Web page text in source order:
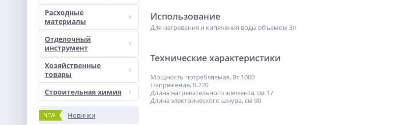
Расходные
материалы
Отделочный
инструмент
Хозяйственные
товары
Строительная химия
NEW Новинки
Использование
Для нагревания и кипячения воды объемом 3л
Технические характеристики
Мощность потребляемая, Вт 1000
Напряжение, В 220
Длина нагревательного элемента, см 17
Длина электрического шнура, см 90